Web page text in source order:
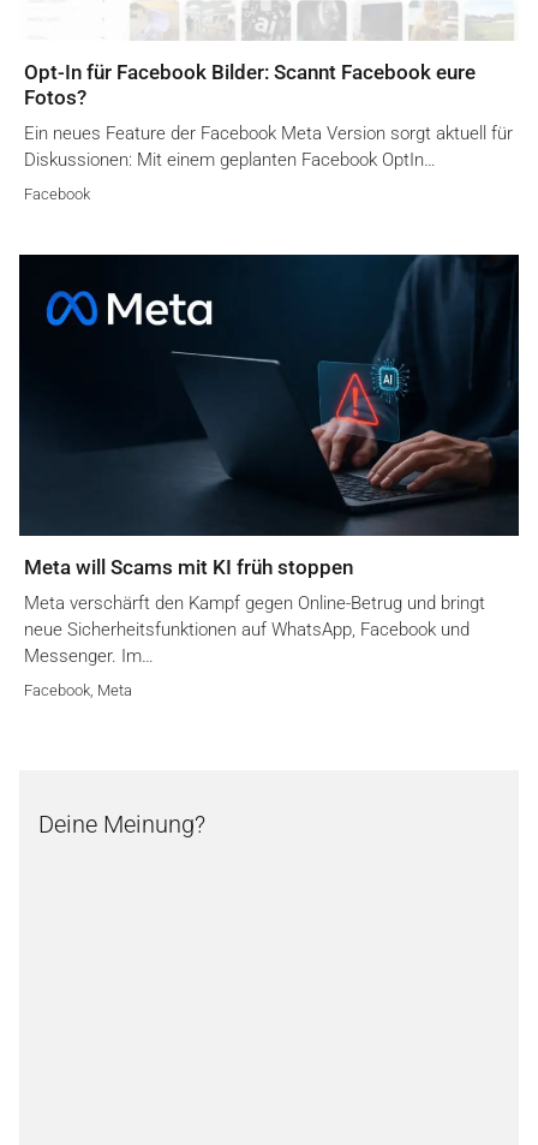
Opt-In für Facebook Bilder: Scannt Facebook eure
Fotos?
Ein neues Feature der Facebook Meta Version sorgt aktuell für
Diskussionen: Mit einem geplanten Facebook OptIn…
Facebook
Meta will Scams mit KI früh stoppen
Meta verschärft den Kampf gegen Online-Betrug und bringt
neue Sicherheitsfunktionen auf WhatsApp, Facebook und
Messenger. Im…
Facebook, Meta
Deine Meinung?